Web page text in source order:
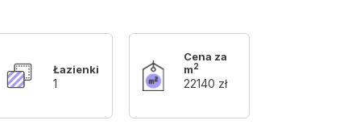
Łazienki
1
Cena za
m2
22140 zł